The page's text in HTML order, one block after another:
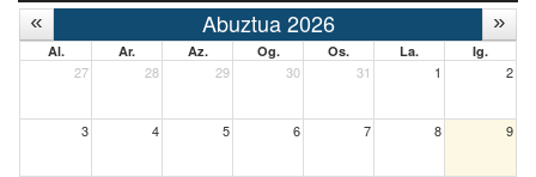
Abuztua 2026
Al. Ar. Az. Og. Os. La. Ig.
27 28 29 30 31 1 2
3 4 5 6 7 8 9